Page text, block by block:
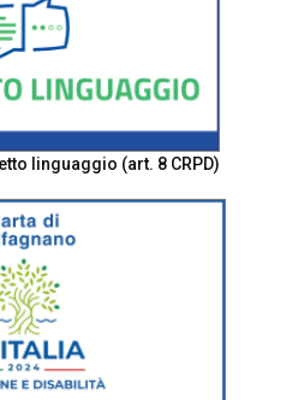
linguaggio (art. 8 CRPD)